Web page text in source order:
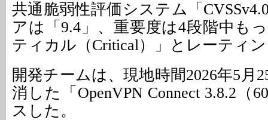
共通脆弱性評価システム「
アは「9.4」、重要度は4段階中も
ティカル（Critical）」とレーティ
開発チームは、現地時間2026年5月
消した「OpenVPN Connect 3.8.2（
スした。